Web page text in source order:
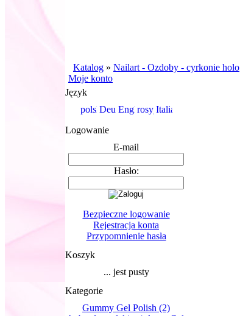
Katalog » Nailart - Ozdoby - cyrkonie holo
Moje konto
Język
Logowanie
E-mail
Hasło:
Bezpieczne logowanie
Rejestracja konta
Przypomnienie hasła
Koszyk
... jest pusty
Kategorie
Gummy Gel Polish (2)